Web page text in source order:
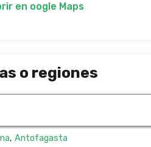
en oogle Maps
o regiones
, Antofagasta